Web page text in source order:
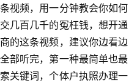
视频，用一分钟教会你如何
几百几千的冤枉钱，想开通
的这条视频，建议你边看边
部听完，第一种最简单也最
关键词，个体户执照办理一